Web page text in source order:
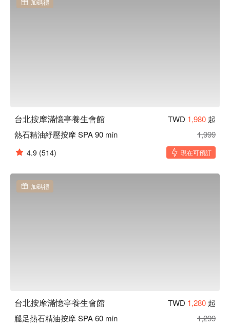
加碼禮
台北按摩滿憶亭養生會館 TWD 1,980 起
熱石精油紓壓按摩 SPA 90 min
1,999
4.9 (514) 現在可預訂
加碼禮
台北按摩滿憶亭養生會館 TWD 1,280 起
腿足熱石精油按摩 SPA 60 min
1,299